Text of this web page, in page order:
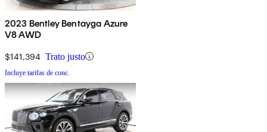
2023 Bentley Bentayga Azure
V8 AWD
$141,394 Trato justo
Incluye tarifas de conc.